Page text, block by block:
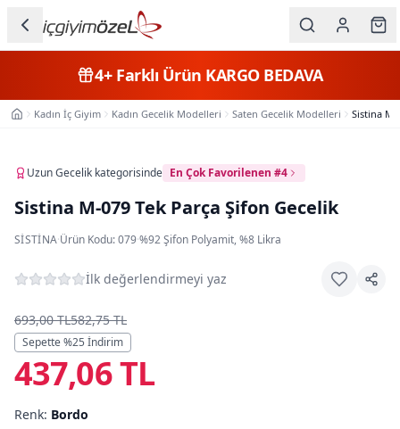
Kategorileri
Erkek
Çocuk
Fantazi
Büyük
Markalar
4+Farklı Ürün KARGO BEDAVA
Ana SayfaKadın İç Giyim Kadın Gecelik Modelleri Saten Gecelik Modelleri Sistina M-
Uzun Gecelik kategorisinde En Çok Favorilenen #4
Sistina M-079 Tek Parça Şifon Gecelik
SISTINA·Ürün Kodu:079·%92 Şifon Polyamit, %8 Likra
İlk değerlendirmeyi yaz
693,00 TL582,75 TL
Sepette %25 İndirim
437,06 TL
Renk: Bordo